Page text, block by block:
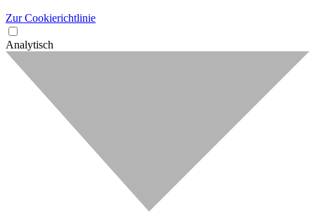
Zur Cookierichtlinie
Analytisch